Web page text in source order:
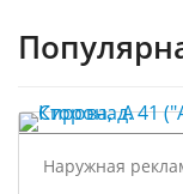
Наружная